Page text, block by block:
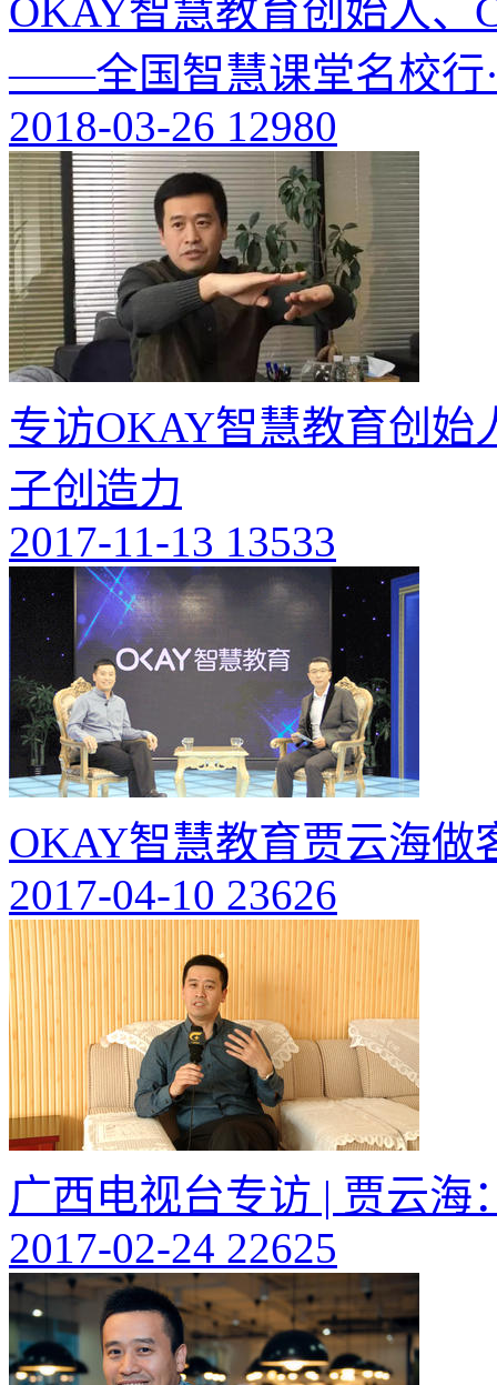
OKAY智慧教育创始人、
——全国智慧课堂名校行
2018-03-26 12980
专访OKAY智慧教育创始
子创造力
2017-11-13 13533
OKAY智慧教育贾云海做
2017-04-10 23626
广西电视台专访 | 贾云海
2017-02-24 22625